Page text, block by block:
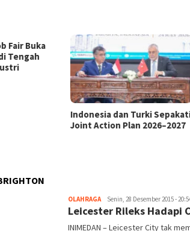
Satgas PRR Pacu Realisasi
Tambahan TKD Aceh Rp1,65
OLAHRAGAredaksi
Senin, 28 Desember 2015 -
Leicester Rileks Hadapi
INIMEDAN – Leicester City tak